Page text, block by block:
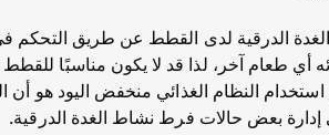
الدرقية لدى القطط عن طريق التحكم
أي طعام آخر، لذا قد لا يكون مناسبًا
النظام الغذائي منخفض اليود هو أن
إدارة بعض حالات فرط نشاط الغدة الدرقية.